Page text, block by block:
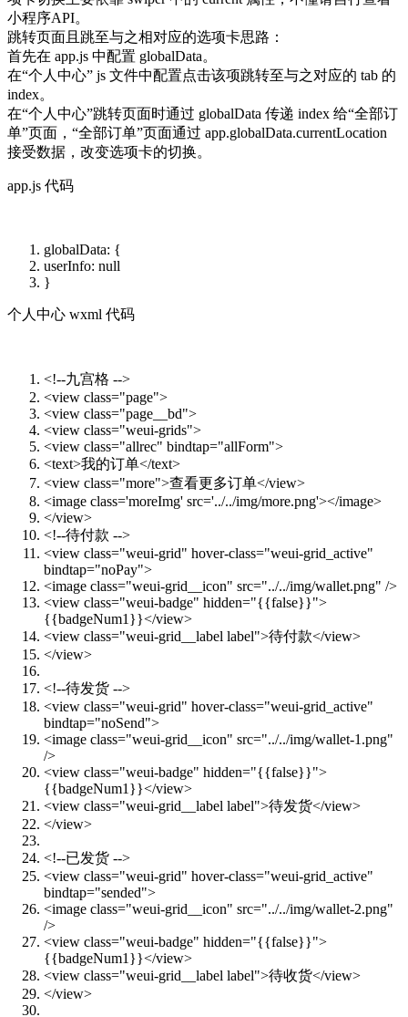
小程序API。
跳转页面且跳至与之相对应的选项卡思路：
首先在 app.js 中配置 globalData。
在“个人中心” js 文件中配置点击该项跳转至与之对应的 tab 的
index。
在“个人中心”跳转页面时通过 globalData 传递 index 给“全部订
单”页面，“全部订单”页面通过 app.globalData.currentLocation
接受数据，改变选项卡的切换。
app.js 代码
globalData: {
userInfo: null
}
个人中心 wxml 代码
<!--九宫格 -->
<view class="page">
<view class="page__bd">
<view class="weui-grids">
<view class="allrec" bindtap="allForm">
<text>我的订单</text>
<view class="more">查看更多订单</view>
<image class='moreImg' src='../../img/more.png'></image>
</view>
<!--待付款 -->
<view class="weui-grid" hover-class="weui-grid_active"
bindtap="noPay">
<image class="weui-grid__icon" src="../../img/wallet.png" />
<view class="weui-badge" hidden="{{false}}">
{{badgeNum1}}</view>
<view class="weui-grid__label label">待付款</view>
</view>
<!--待发货 -->
<view class="weui-grid" hover-class="weui-grid_active"
bindtap="noSend">
<image class="weui-grid__icon" src="../../img/wallet-1.png"
/>
<view class="weui-badge" hidden="{{false}}">
{{badgeNum1}}</view>
<view class="weui-grid__label label">待发货</view>
</view>
<!--已发货 -->
<view class="weui-grid" hover-class="weui-grid_active"
bindtap="sended">
<image class="weui-grid__icon" src="../../img/wallet-2.png"
/>
<view class="weui-badge" hidden="{{false}}">
{{badgeNum1}}</view>
<view class="weui-grid__label label">待收货</view>
</view>